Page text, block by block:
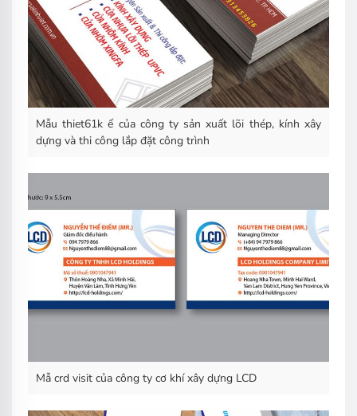
Mẫu thiet61k ế của công ty sản xuất lõi thép, kính xây
dựng và thi công lắp đặt công trình
Mẫ crd visit của công ty cơ khí xây dựng LCD